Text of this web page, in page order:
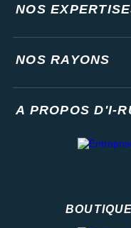
NOS
NOS RAYONS
A PROPOS D'I-